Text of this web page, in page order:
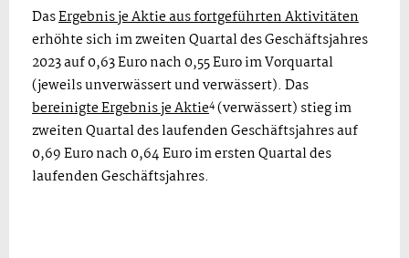
DasErgebnis je Aktie aus fortgeführten Aktivitäten
erhöhte sich im zweiten Quartal des Geschäftsjahres
2023 auf 0,63 Euro nach 0,55 Euro im Vorquartal
(jeweils unverwässert und verwässert). Das
bereinigte Ergebnis je Aktie4(verwässert) stieg im
zweiten Quartal des laufenden Geschäftsjahres auf
0,69 Euro nach 0,64 Euro im ersten Quartal des
laufenden Geschäftsjahres.